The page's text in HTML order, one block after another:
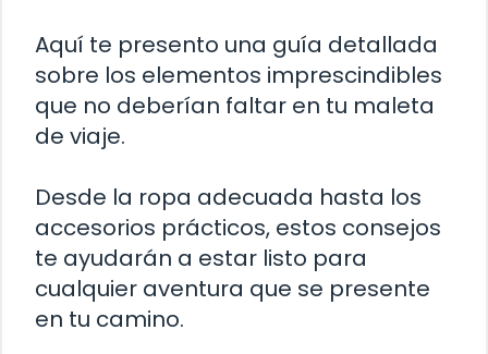
Aquí te presento una guía detallada
sobre los elementos imprescindibles
que no deberían faltar en tu maleta
de viaje.
Desde la ropa adecuada hasta los
accesorios prácticos, estos consejos
te ayudarán a estar listo para
cualquier aventura que se presente
en tu camino.